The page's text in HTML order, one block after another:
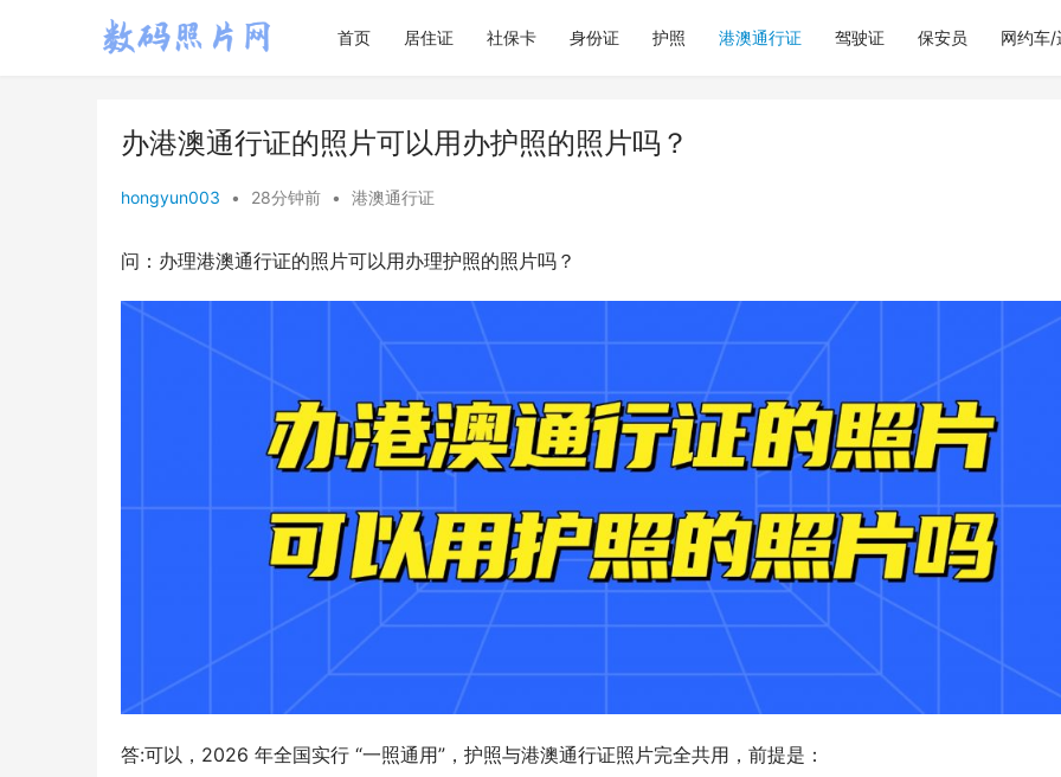
首页 居住证 社保卡 身份证 护照 港澳通行证 驾驶证 保安员 网约车/
办港澳通行证的照片可以用办护照的照片吗？
hongyun003 • 28分钟前 • 港澳通行证
问：办理港澳通行证的照片可以用办理护照的照片吗？
答:可以，2026 年全国实行 “一照通用”，护照与港澳通行证照片完全共用，前提是：